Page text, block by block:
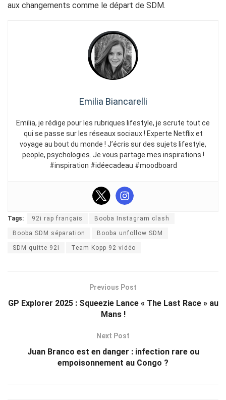
aux changements comme le départ de SDM.
Emilia Biancarelli
Emilia, je rédige pour les rubriques lifestyle, je scrute tout ce
qui se passe sur les réseaux sociaux ! Experte Netflix et
voyage au bout du monde ! J’écris sur des sujets lifestyle,
people, psychologies. Je vous partage mes inspirations !
#inspiration #idéecadeau #moodboard
Tags: 92i rap français Booba Instagram clash
Booba SDM séparation Booba unfollow SDM
SDM quitte 92i Team Kopp 92 vidéo
Previous Post
GP Explorer 2025 : Squeezie Lance « The Last Race » au
Mans !
Next Post
Juan Branco est en danger : infection rare ou
empoisonnement au Congo ?